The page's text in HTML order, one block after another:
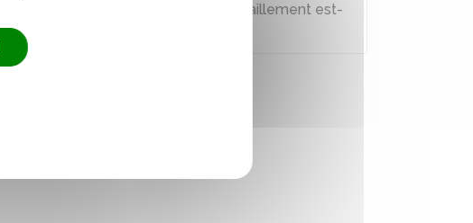
Dans quel cas le débroussaillement est-